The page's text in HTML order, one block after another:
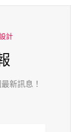
計
新訊息！